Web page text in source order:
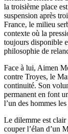
la troisième place
suspension après
France, le milieu
contexte où la
toujours disponible
philosophie de
Face à lui, Aimen
contre Troyes, le
continuité. Son
permanent en font
l’un des hommes
Le dilemme est
couper l’élan d’un